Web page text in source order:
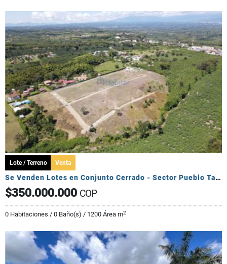
Lote / Terreno Venta
Se Venden Lotes en Conjunto Cerrado - Sector Pueblo Tapado
$350.000.000 COP
0 Habitaciones / 0 Baño(s) / 1200 Área m2